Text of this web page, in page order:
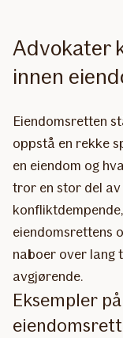
Advokater
innen
Eiendomsretten
oppstå en rekke
en eiendom og
tror en stor del
eiendomsrettens
naboer over lang
avgjørende.
Eksempler
eiendomsrett